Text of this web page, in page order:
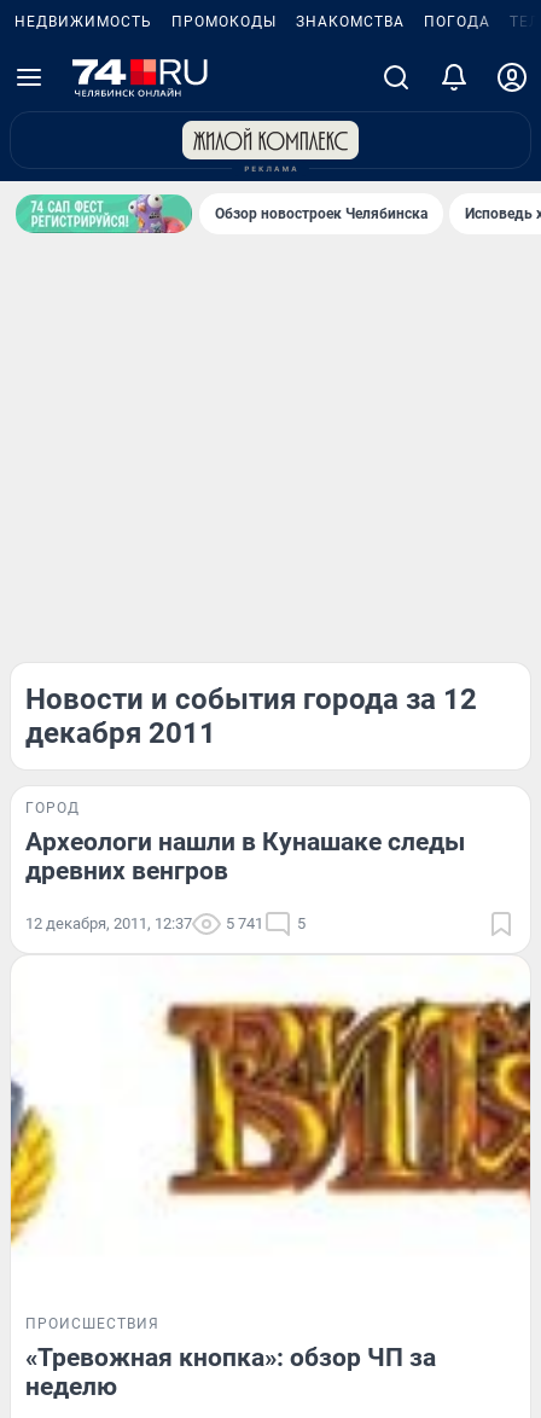
НЕДВИЖИМОСТЬ ПРОМОКОДЫ ЗНАКОМСТВА ПОГОДА
Обзор новостроек Челябинска Исповедь
Новости и события города за 12
декабря 2011
ГОРОД
Археологи нашли в Кунашаке следы
древних венгров
12 декабря, 2011, 12:37 5 741 5
ПРОИСШЕСТВИЯ
«Тревожная кнопка»: обзор ЧП за
неделю